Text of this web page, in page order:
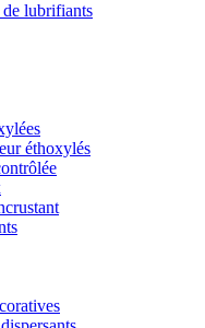
lubrifiants
éthoxylés